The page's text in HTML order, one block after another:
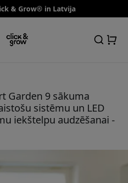
& Grow® in Latvija
Garden 9 sākuma
sistēmu un LED
iekštelpu audzēšanai -